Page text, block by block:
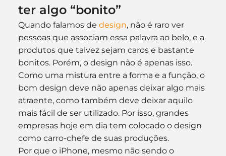
ter algo “bonito”
Quando falamos de design, não é raro ver
pessoas que associam essa palavra ao belo, e a
produtos que talvez sejam caros e bastante
bonitos. Porém, o design não é apenas isso.
Como uma mistura entre a forma e a função, o
bom design deve não apenas deixar algo mais
atraente, como também deve deixar aquilo
mais fácil de ser utilizado. Por isso, grandes
empresas hoje em dia tem colocado o design
como carro-chefe de suas produções.
Por que o iPhone, mesmo não sendo o